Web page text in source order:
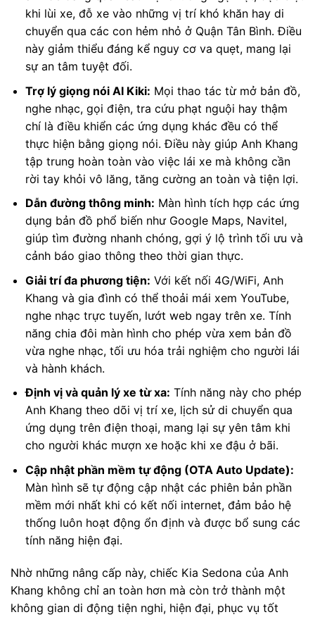
khi lùi xe, đỗ xe vào những vị trí khó khăn hay di
chuyển qua các con hẻm nhỏ ở Quận Tân Bình. Điều
này giảm thiểu đáng kể nguy cơ va quẹt, mang lại
sự an tâm tuyệt đối.
Trợ lý giọng nói AI Kiki: Mọi thao tác từ mở bản đồ,
nghe nhạc, gọi điện, tra cứu phạt nguội hay thậm
chí là điều khiển các ứng dụng khác đều có thể
thực hiện bằng giọng nói. Điều này giúp Anh Khang
tập trung hoàn toàn vào việc lái xe mà không cần
rời tay khỏi vô lăng, tăng cường an toàn và tiện lợi.
Dẫn đường thông minh: Màn hình tích hợp các ứng
dụng bản đồ phổ biến như Google Maps, Navitel,
giúp tìm đường nhanh chóng, gợi ý lộ trình tối ưu và
cảnh báo giao thông theo thời gian thực.
Giải trí đa phương tiện: Với kết nối 4G/WiFi, Anh
Khang và gia đình có thể thoải mái xem YouTube,
nghe nhạc trực tuyến, lướt web ngay trên xe. Tính
năng chia đôi màn hình cho phép vừa xem bản đồ
vừa nghe nhạc, tối ưu hóa trải nghiệm cho người lái
và hành khách.
Định vị và quản lý xe từ xa: Tính năng này cho phép
Anh Khang theo dõi vị trí xe, lịch sử di chuyển qua
ứng dụng trên điện thoại, mang lại sự yên tâm khi
cho người khác mượn xe hoặc khi xe đậu ở bãi.
Cập nhật phần mềm tự động (OTA Auto Update):
Màn hình sẽ tự động cập nhật các phiên bản phần
mềm mới nhất khi có kết nối internet, đảm bảo hệ
thống luôn hoạt động ổn định và được bổ sung các
tính năng hiện đại.
Nhờ những nâng cấp này, chiếc Kia Sedona của Anh
Khang không chỉ an toàn hơn mà còn trở thành một
không gian di động tiện nghi, hiện đại, phục vụ tốt